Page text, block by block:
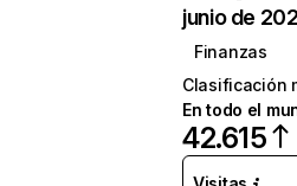
junio de
Finanzas
Clasificación
En todo el
42.615